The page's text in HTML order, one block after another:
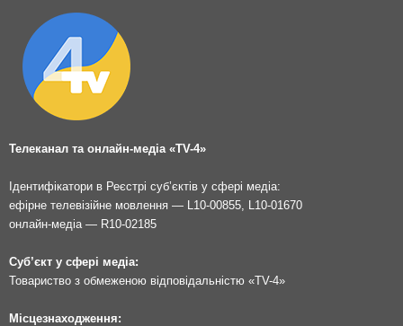
Телеканал та онлайн-медіа «TV-4»
Ідентифікатори в Реєстрі суб’єктів у сфері медіа:
ефірне телевізійне мовлення — L10-00855, L10-01670
онлайн-медіа — R10-02185
Суб’єкт у сфері медіа:
Товариство з обмеженою відповідальністю «TV-4»
Місцезнаходження: